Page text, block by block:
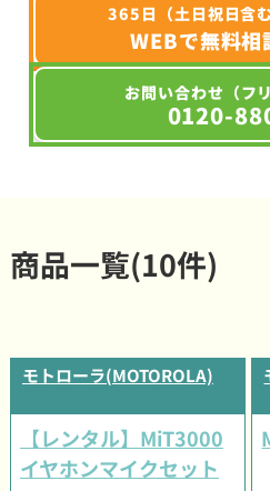
365日（土日祝日含
WEBで無料相
お問い合わせ（フ
0120-
商品一覧(10件)
モトローラ(MOTOROLA)
【レンタル】MiT3000
イヤホンマイクセット